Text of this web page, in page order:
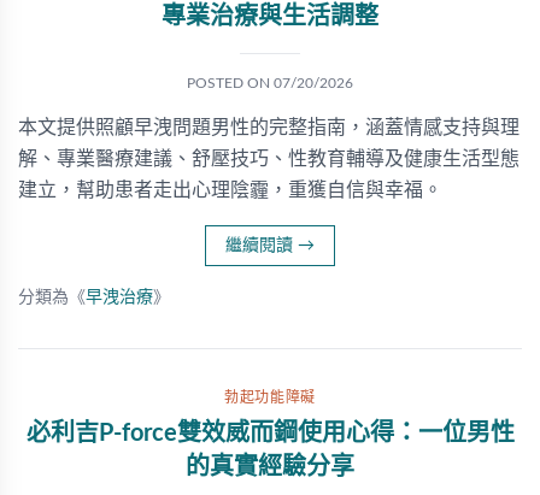
專業治療與生活調整
POSTED ON 07/20/2026
本文提供照顧早洩問題男性的完整指南，涵蓋情感支持與理
解、專業醫療建議、舒壓技巧、性教育輔導及健康生活型態
建立，幫助患者走出心理陰霾，重獲自信與幸福。
繼續閱讀 →
分類為《早洩治療》
勃起功能障礙
必利吉P-force雙效威而鋼使用心得：一位男性
的真實經驗分享